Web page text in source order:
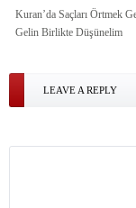
Kuran’da Saçları Örtmek
Gelin Birlikte Düşünelim
LEAVE A REPLY